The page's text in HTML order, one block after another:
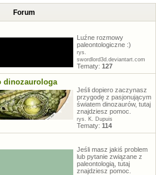
Forum
Luźne rozmowy
paleontologiczne :)
rys.
swordlord3d.deviantart.com
Tematy: 127
dinozaurologa
Jeśli dopiero zaczynasz
przygodę z pasjonującym
światem dinozaurów, tutaj
znajdziesz pomoc.
rys. K. Dupuis
Tematy: 114
Jeśli masz jakiś problem
lub pytanie związane z
paleontologią, tutaj
znajdziesz pomoc.